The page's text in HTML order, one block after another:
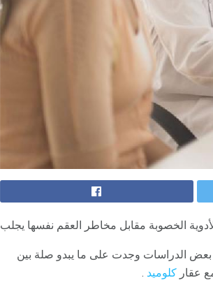
الخصوبة مقابل مخاطر العقم نفسها يجلب
الدراسات وجدت على ما يبدو صلة بين
عقار كلوميد .